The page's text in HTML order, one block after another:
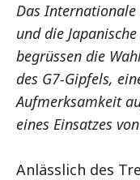
Das Internationale
und die
begrüssen die
des G7-Gipfels,
Aufmerksamkeit
eines Einsatzes
Anlässlich des